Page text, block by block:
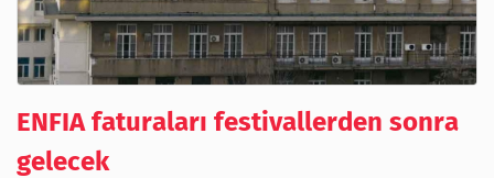
ENFIA faturaları festivallerden sonra
gelecek